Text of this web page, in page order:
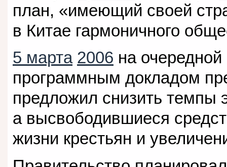
план, «имеющий своей
в Китае гармоничного
5 марта 2006 на
программным докладом
предложил снизить темпы
а высвободившиеся
жизни крестьян и